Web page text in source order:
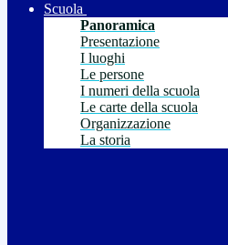
Scuola
Panoramica
Presentazione
I luoghi
Le persone
I numeri della scuola
Le carte della scuola
Organizzazione
La storia